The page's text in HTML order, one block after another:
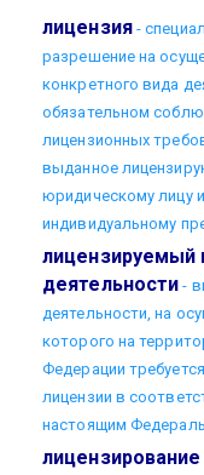
лицензия-
разрешение на
конкретного вида
обязательном
лицензионных
выданное
юридическому лицу
индивидуальному
лицензируемый
деятельности -
деятельности, на
которого на
Федерации
лицензии в
настоящим
лицензирование